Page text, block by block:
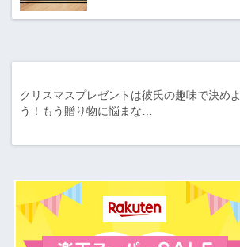
クリスマスプレゼントは彼氏の趣味で決めよ
う！もう贈り物に悩まな…